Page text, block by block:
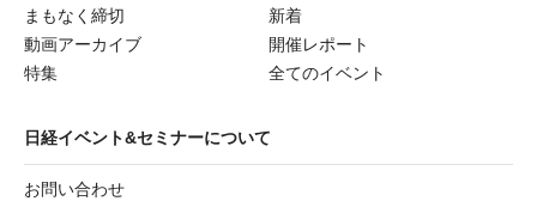
まもなく締切
新着
動画アーカイブ
開催レポート
特集
全てのイベント
日経イベント&セミナーについて
お問い合わせ